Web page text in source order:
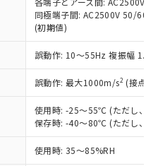
同極端子間: AC2500V 50/
(初期値)
誤動作: 10～55Hz 複振幅
誤動作: 最大1000m/s2 (接点
使用時: -25～55℃ (ただし、氷
保存時: -40～80℃ (ただし、氷
使用時: 35～85%RH
ワーク
」をご確認
準価格結果を当社の
三者に漏洩または開
いします。
部品リスト作成サー
ただくには、I-Web
録されている必要が
サイト上で当社にご
については閾値を超える意
しています。
などにより、予定
ます。
ンロード
物質）のすべてが基
します。
況下において有害物
環境に深刻な影響を
ます。
社販売部門へお問
の製造装置等に一切
を第三者に販売する
2および3の内容を当
ます。また当社は、
に係わる関係者が違
れがある場合は、取
せん。
様のお取引先、ま
当のオムロン制御
当社販売員にご確
、また在庫状況の
ていない機種